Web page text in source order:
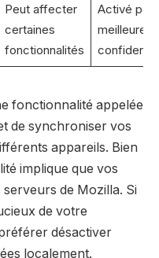
Peut affecter
certaines
fonctionnalités
Activé
meilleure
fonctionnalité appelée
de synchroniser vos
appareils. Bien
implique que vos
de Mozilla. Si
de votre
désactiver
localement.